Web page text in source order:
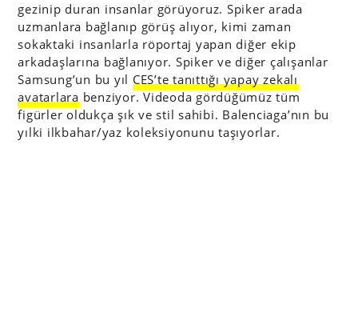
gezinip duran insanlar görüyoruz. Spiker arada
uzmanlara bağlanıp görüş alıyor, kimi zaman
sokaktaki insanlarla röportaj yapan diğer ekip
arkadaşlarına bağlanıyor. Spiker ve diğer çalışanlar
Samsung’un bu yıl CES’te tanıttığı yapay zekalı
avatarlara benziyor. Videoda gördüğümüz tüm
figürler oldukça şık ve stil sahibi. Balenciaga’nın bu
yılki ilkbahar/yaz koleksiyonunu taşıyorlar.